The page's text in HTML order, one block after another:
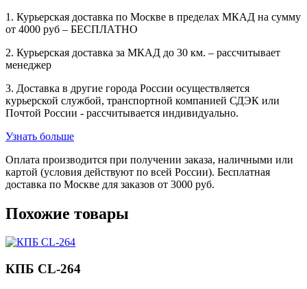
1. Курьерская доставка по Москве в пределах МКАД на сумму
от 4000 руб – БЕСПЛАТНО
2. Курьерская доставка за МКАД до 30 км. – рассчитывает
менеджер
3. Доставка в другие города России осуществляется
курьерской службой, транспортной компанией СДЭК или
Почтой России - рассчитывается индивидуально.
Узнать больше
Оплата производится при получении заказа, наличными или
картой (условия действуют по всей России). Бесплатная
доставка по Москве для заказов от 3000 руб.
Похожие товары
КПБ CL-264